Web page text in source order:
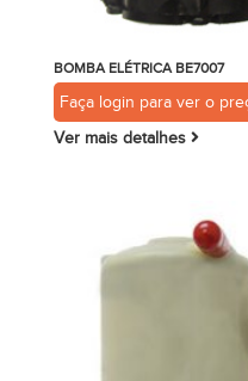
BOMBA ELÉTRICA BE7007
Faça login para ver o
Ver mais detalhes